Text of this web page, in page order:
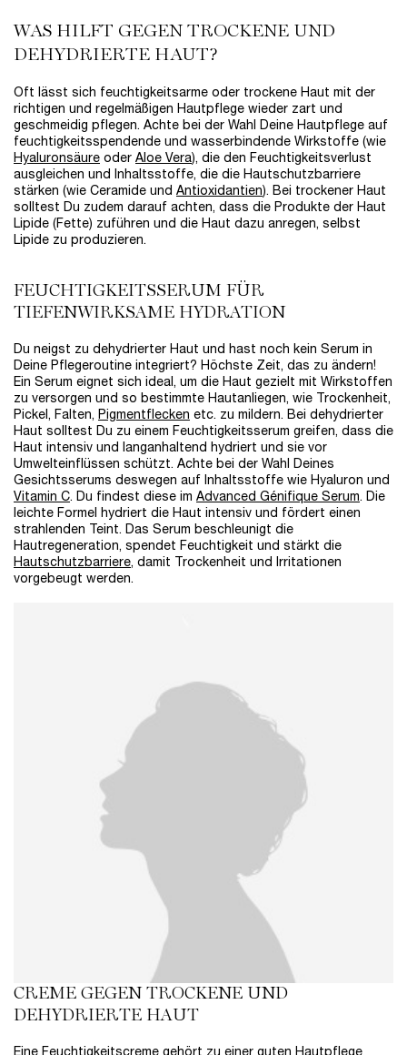
WAS HILFT GEGEN TROCKENE UND
DEHYDRIERTE HAUT?
Oft lässt sich feuchtigkeitsarme oder trockene Haut mit der
richtigen und regelmäßigen Hautpflege wieder zart und
geschmeidig pflegen. Achte bei der Wahl Deine Hautpflege auf
feuchtigkeitsspendende und wasserbindende Wirkstoffe (wie
Hyaluronsäure oder Aloe Vera), die den Feuchtigkeitsverlust
ausgleichen und Inhaltsstoffe, die die Hautschutzbarriere
stärken (wie Ceramide und Antioxidantien). Bei trockener Haut
solltest Du zudem darauf achten, dass die Produkte der Haut
Lipide (Fette) zuführen und die Haut dazu anregen, selbst
Lipide zu produzieren.
FEUCHTIGKEITSSERUM FÜR
TIEFENWIRKSAME HYDRATION
Du neigst zu dehydrierter Haut und hast noch kein Serum in
Deine Pflegeroutine integriert? Höchste Zeit, das zu ändern!
Ein Serum eignet sich ideal, um die Haut gezielt mit Wirkstoffen
zu versorgen und so bestimmte Hautanliegen, wie Trockenheit,
Pickel, Falten, Pigmentflecken etc. zu mildern. Bei dehydrierter
Haut solltest Du zu einem Feuchtigkeitsserum greifen, dass die
Haut intensiv und langanhaltend hydriert und sie vor
Umwelteinflüssen schützt. Achte bei der Wahl Deines
Gesichtsserums deswegen auf Inhaltsstoffe wie Hyaluron und
Vitamin C. Du findest diese im Advanced Génifique Serum. Die
leichte Formel hydriert die Haut intensiv und fördert einen
strahlenden Teint. Das Serum beschleunigt die
Hautregeneration, spendet Feuchtigkeit und stärkt die
Hautschutzbarriere, damit Trockenheit und Irritationen
vorgebeugt werden.
CREME GEGEN TROCKENE UND
DEHYDRIERTE HAUT